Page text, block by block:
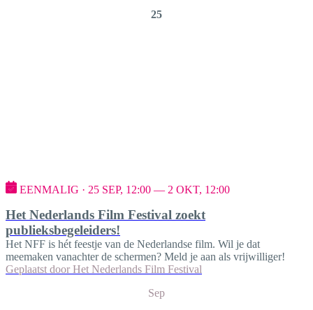
25
EENMALIG · 25 SEP, 12:00 — 2 OKT, 12:00
Het Nederlands Film Festival zoekt
publieksbegeleiders!
Het NFF is hét feestje van de Nederlandse film. Wil je dat
meemaken vanachter de schermen? Meld je aan als vrijwilliger!
Geplaatst door Het Nederlands Film Festival
Sep